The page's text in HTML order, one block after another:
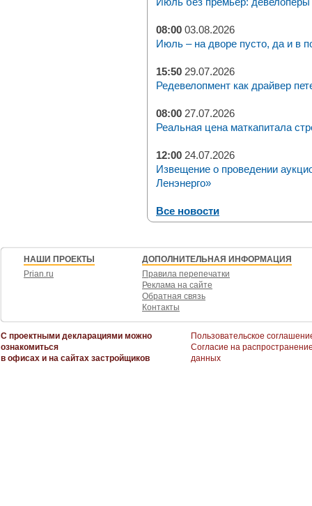
08:00 03.08.2026
Июль – на дворе пусто, да и в
15:50 29.07.2026
Редевелопмент как драйвер
08:00 27.07.2026
Реальная цена маткапитала
12:00 24.07.2026
Извещение о проведении
Ленэнерго»
Все новости
НАШИ ПРОЕКТЫ
Prian.ru
ДОПОЛНИТЕЛЬНАЯ ИНФОРМАЦИЯ
Правила перепечатки
Реклама на сайте
Обратная связь
Контакты
С проектными декларациями можно
ознакомиться
в офисах и на сайтах застройщиков
Пользовательское
Согласие на
данных